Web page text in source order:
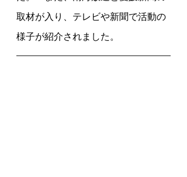
取材が入り、テレビや新聞で活動の
様子が紹介されました。